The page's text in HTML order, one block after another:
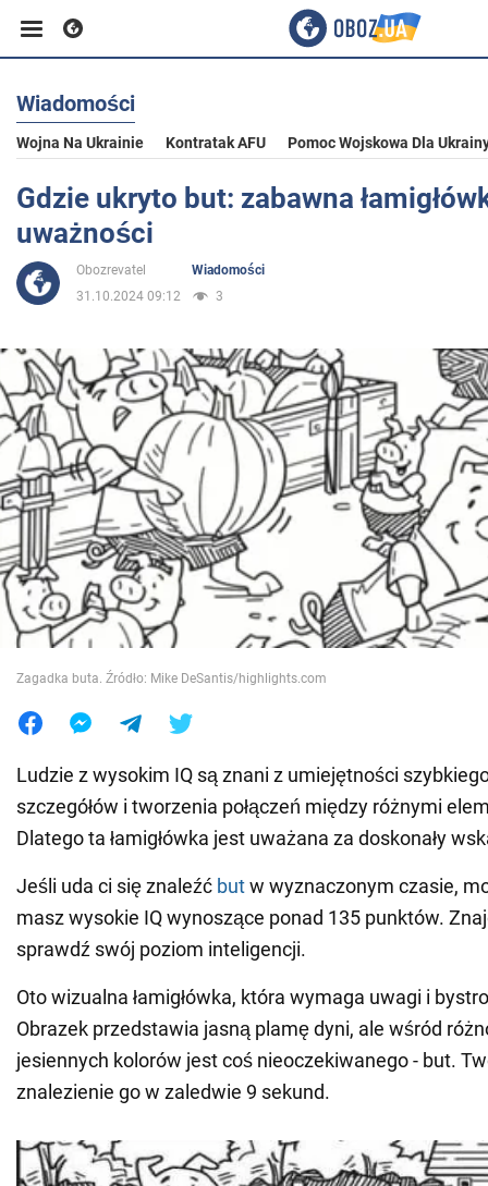
Biznes
Sport
Rozrywka
Polityka
Społeczeństwo
Wojna na Ukrainie
Świat
Jedzenie
Wiadomości
Wojna Na Ukrainie Kontratak AFU Pomoc Wojskowa Dla
Gdzie ukryto but: zabawna
uważności
Obozrevatel
Wiadomości
31.10.2024 09:12
3
Zagadka buta. Źródło: Mike DeSantis/highlights.com
Ludzie z wysokim IQ są znani z umiejętności
szczegółów i tworzenia połączeń między różnymi
Dlatego ta łamigłówka jest uważana za doskonały
Jeśli uda ci się znaleźć butw wyznaczonym czasie,
masz wysokie IQ wynoszące ponad 135 punktów.
sprawdź swój poziom inteligencji.
Oto wizualna łamigłówka, która wymaga uwagi i
Obrazek przedstawia jasną plamę dyni, ale wśród
jesiennych kolorów jest coś nieoczekiwanego - but.
znalezienie go w zaledwie 9 sekund.